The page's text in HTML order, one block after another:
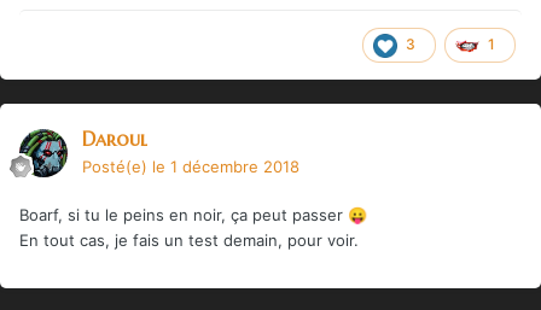
3 1
Daroul
Posté(e) le 1 décembre 2018
Boarf, si tu le peins en noir, ça peut passer 😛
En tout cas, je fais un test demain, pour voir.